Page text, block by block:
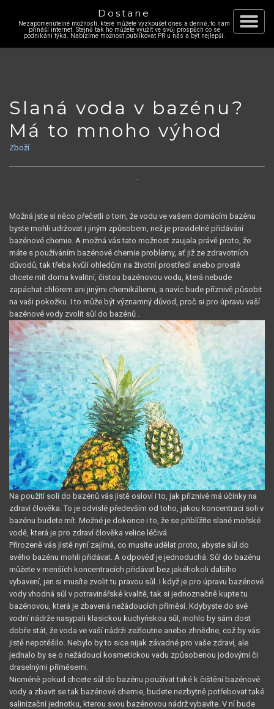
Toggle
Dostane
Nezapomenutelné možnosti, které můžete vyzkoušet dnes a denně, to nám
přináší internet. Stejně tak ho můžete využít ve svůj prospěch co se
podnikání týká. Nabízíme možnost publikovat PR u nás a být nejlepší.
Slaná voda v bazénu?
Má to mnoho výhod
Zboží
Možná jste si něco přečetli o tom, že vodu ve vašem domácím bazénu
byste mohli udržovat i jiným způsobem, než je pravidelné přidávání
bazénové chemie. A možná vás tato možnost zaujala právě proto, že
máte s používáním bazénové chemie problémy, ať již ze zdravotních
důvodů, tak třeba kvůli ohledům na životní prostředí anebo prostě
chcete mít doma kvalitní, čistou bazénovou vodu, která nebude
zapáchat chlórem ani jinými chemikáliemi, a navíc bude příznivě působit
na vaši pokožku. I to může být významný důvod, proč si pro úpravu vaší
bazénové vody zvolit sůl do bazénů
Na použití soli do bazénů vás jistě osloví i to, jak příznivé má účinky na
zdraví člověka. To je odvislé především od toho, jakou koncentraci soli v
bazénu budete mít. Možné je dokonce i to, že se přiblížíte slané mořské
vodě, která je pro zdraví člověka velice léčivá.
Přirozeně vás jistě nyní zajímá, co musíte udělat proto, abyste sůl do
svého bazénu mohli přidávat. A odpověď je jednoduchá. Sůl do bazénu
můžete v menších koncentracích přidávat bez jakéhokoli dalšího
vybavení, jen si musíte zvolit tu pravou sůl. I když je pro úpravu bazénové
vody vhodná sůl v potravinářské kvalitě, tak si jednoznačně kupte tu
bazénovou, která je zbavená nežádoucích příměsí. Kdybyste do své
vodní nádrže nasypali klasickou kuchyňskou sůl, mohlo by sám dost
dobře stát, že voda ve vaší nádrži zežloutne anebo zhnědne, což by vás
jistě nepotěšilo. Nebylo by to sice nijak závadné pro vaše zdraví, ale
jednalo by se o nežádoucí kosmetickou vadu způsobenou jodovými či
draselnými příměsemi.
Nicméně pokud chcete sůl do bazénu používat také k čištění bazénové
vody a zbavit se tak bazénové chemie, budete nezbytně potřebovat také
salinizační jednotku, kterou svou bazénovou nádrž vybavíte. V ní bude